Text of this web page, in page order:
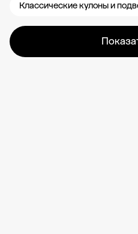
Классические кулоны и